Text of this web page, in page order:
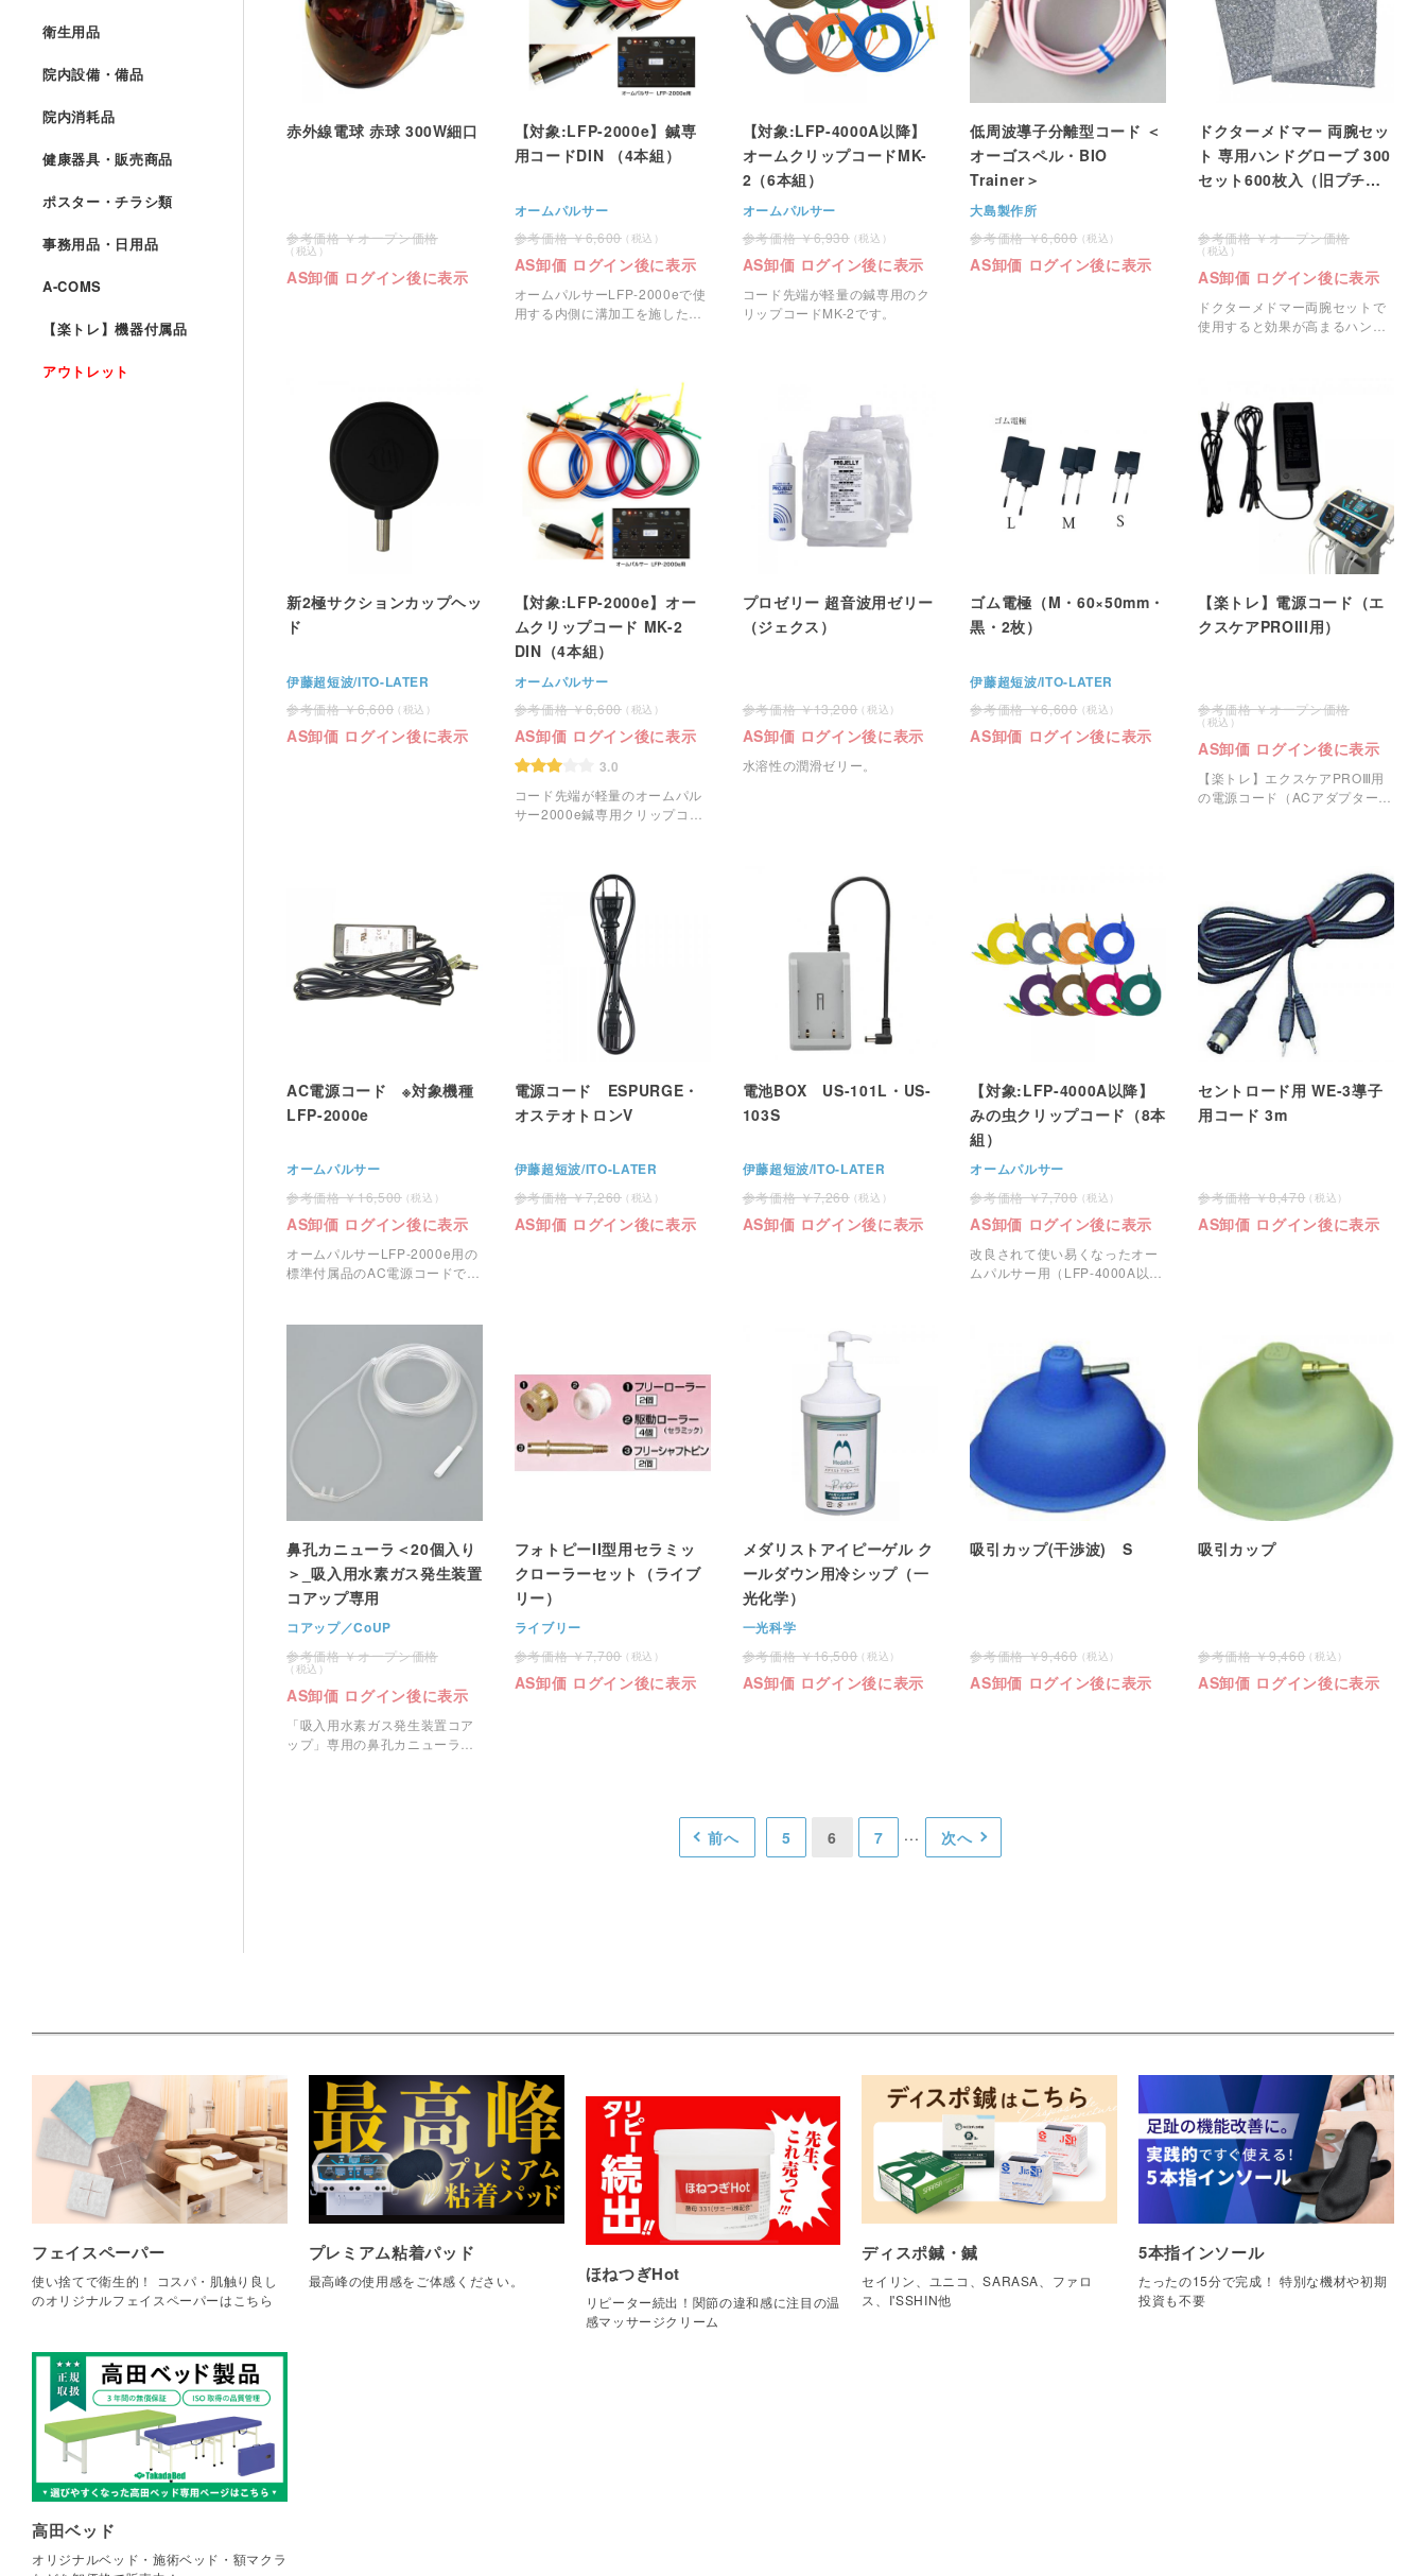
赤外線電球 赤球 300W細口
オープン価格
AS卸価 ログイン後に表示
【対象:LFP-2000e】鍼専
用コードDIN （4本組）
オームパルサー
6,600
AS卸価 ログイン後に表示
オームパルサーLFP-2000eで使
用する内側に溝加工を施した電
【対象:LFP-4000A以降】
オームクリップコードMK-
2（6本組）
オームパルサー
6,930
AS卸価 ログイン後に表示
コード先端が軽量の鍼専用のク
リップコードMK-2です。
低周波導子分離型コード ＜
オーゴスペル・BIO
Trainer＞
大島製作所
6,600
AS卸価 ログイン後に表示
ドクターメドマー 両腕セッ
ト 専用ハンドグローブ 300
セット600枚入（旧プチプ
オープン価格
AS卸価 ログイン後に表示
ドクターメドマー両腕セットで
使用すると効果が高まるハンド
新2極サクションカップヘッ
ド
伊藤超短波/ITO-LATER
6,600
AS卸価 ログイン後に表示
【対象:LFP-2000e】オー
ムクリップコード MK-2
DIN（4本組）
オームパルサー
6,600
AS卸価 ログイン後に表示
3.0
コード先端が軽量のオームパル
サー2000e鍼専用クリップコー
プロゼリー 超音波用ゼリー
（ジェクス）
13,200
AS卸価 ログイン後に表示
水溶性の潤滑ゼリー。
ゴム電極（M・60×50mm・
黒・2枚）
伊藤超短波/ITO-LATER
6,600
AS卸価 ログイン後に表示
【楽トレ】電源コード（エ
クスケアPROIII用）
オープン価格
AS卸価 ログイン後に表示
【楽トレ】エクスケアPROⅢ用
の電源コード（ACアダプター
AC電源コード ※対象機種
LFP-2000e
オームパルサー
16,500
AS卸価 ログイン後に表示
オームパルサーLFP-2000e用の
標準付属品のAC電源コードで
電源コード ESPURGE・
オステオトロンV
伊藤超短波/ITO-LATER
7,260
AS卸価 ログイン後に表示
電池BOX US-101L・US-
103S
伊藤超短波/ITO-LATER
7,260
AS卸価 ログイン後に表示
【対象:LFP-4000A以降】
みの虫クリップコード（8本
組）
オームパルサー
7,700
AS卸価 ログイン後に表示
改良されて使い易くなったオー
ムパルサー用（LFP-4000A以
セントロード用 WE-3導子
用コード 3m
8,470
AS卸価 ログイン後に表示
鼻孔カニューラ＜20個入り
＞_吸入用水素ガス発生装置
コアップ専用
コアップ／CoUP
オープン価格
AS卸価 ログイン後に表示
「吸入用水素ガス発生装置コア
ップ」専用の鼻孔カニューラで
フォトピーII型用セラミッ
クローラーセット（ライブ
リー）
ライブリー
7,700
AS卸価 ログイン後に表示
メダリストアイピーゲル ク
ールダウン用冷シップ（一
光化学）
一光科学
16,500
AS卸価 ログイン後に表示
吸引カップ(干渉波) S
9,460
AS卸価 ログイン後に表示
吸引カップ
9,460
AS卸価 ログイン後に表示
前へ 5 6 7 次へ
衛生用品
院内設備・備品
院内消耗品
健康器具・販売商品
ポスター・チラシ類
事務用品・日用品
A-COMS
【楽トレ】機器付属品
アウトレット
フェイスペーパー
使い捨てで衛生的！ コスパ・肌触り良し
のオリジナルフェイスペーパーはこちら
プレミアム粘着パッド
最高峰の使用感をご体感ください。 ほねつぎHot
リピーター続出！関節の違和感に注目の温
感マッサージクリーム
ディスポ鍼・鍼
セイリン、ユニコ、SARASA、ファロ
ス、I'SSHIN他
5本指インソール
たったの15分で完成！ 特別な機材や初期
投資も不要
高田ベッド
オリジナルベッド・施術ベッド・額マクラ